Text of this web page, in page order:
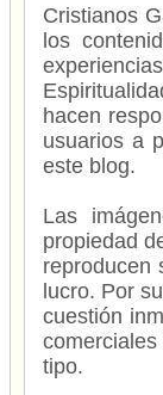
Cristianos
los
hacen
usuarios a
este blog.
Las
propiedad
reproducen
lucro. Por
cuestión
tipo.